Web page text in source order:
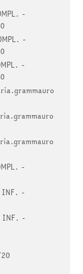
-
-
-
-
INF. -
INF. -